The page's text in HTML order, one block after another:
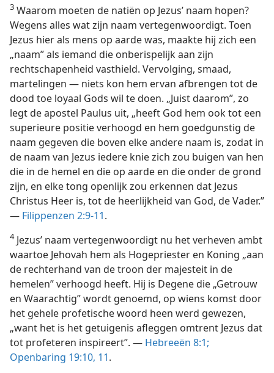
3 Waarom moeten de natiën op Jezus’ naam hopen?
Wegens alles wat zijn naam vertegenwoordigt. Toen
Jezus hier als mens op aarde was, maakte hij zich een
„naam” als iemand die onberispelijk aan zijn
rechtschapenheid vasthield. Vervolging, smaad,
martelingen — niets kon hem ervan afbrengen tot de
dood toe loyaal Gods wil te doen. „Juist daarom”, zo
legt de apostel Paulus uit, „heeft God hem ook tot een
superieure positie verhoogd en hem goedgunstig de
naam gegeven die boven elke andere naam is, zodat in
de naam van Jezus iedere knie zich zou buigen van hen
die in de hemel en die op aarde en die onder de grond
zijn, en elke tong openlijk zou erkennen dat Jezus
Christus Heer is, tot de heerlijkheid van God, de Vader.”
— Filippenzen 2:9-11.
4Jezus’ naam vertegenwoordigt nu het verheven ambt
waartoe Jehovah hem als Hogepriester en Koning „aan
de rechterhand van de troon der majesteit in de
hemelen” verhoogd heeft. Hij is Degene die „Getrouw
en Waarachtig” wordt genoemd, op wiens komst door
het gehele profetische woord heen werd gewezen,
„want het is het getuigenis afleggen omtrent Jezus dat
tot profeteren inspireert”. — Hebreeën 8:1;
Openbaring 19:10, 11.